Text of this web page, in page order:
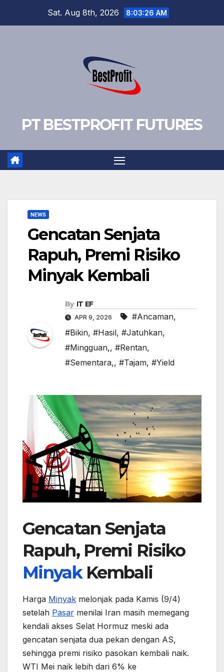
Sat. Aug 8th, 2026 8:03:27 AM
PT BESTPROFIT FUTURES
NEWS
Gencatan Senjata
Rapuh, Premi Risiko
Minyak Kembali
By IT EF
APR 9, 2026 #Ancaman,
#Bikin, #Hasil, #Jatuhkan,
#Mingguan,, #Rentan,
#Sementara,, #Tajam, #Yield
Gencatan Senjata
Rapuh, Premi Risiko
MinyakKembali
Harga Minyak melonjak pada Kamis (9/4)
setelah Pasar menilai Iran masih memegang
kendali akses Selat Hormuz meski ada
gencatan senjata dua pekan dengan AS,
sehingga premi risiko pasokan kembali naik.
WTI Mei naik lebih dari 6% ke